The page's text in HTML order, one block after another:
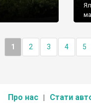
1 2 3 4 5
Про нас Стати